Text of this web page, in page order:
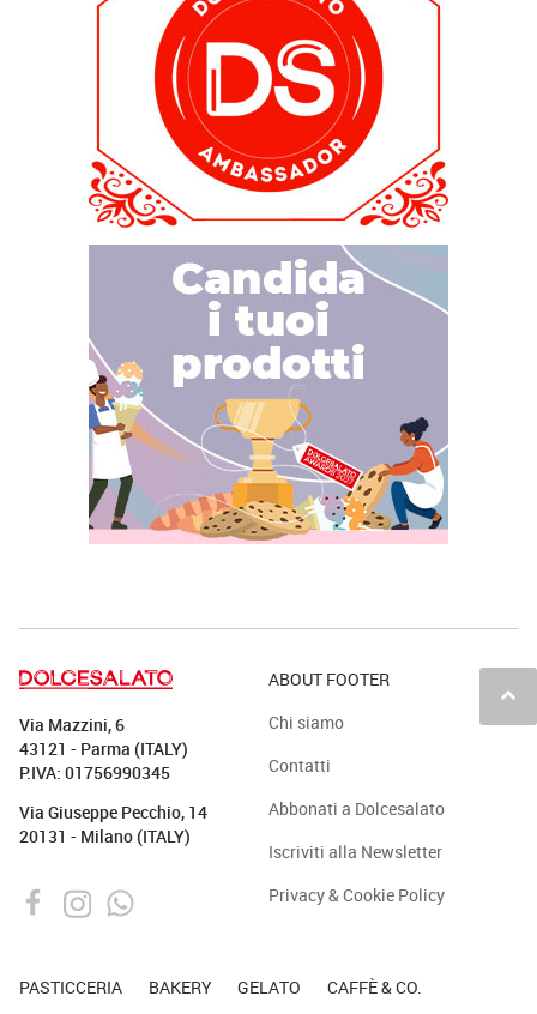
keyboard_arrow_up
Via Mazzini, 6
43121 - Parma (ITALY)
P.IVA: 01756990345
Via Giuseppe Pecchio, 14
20131 - Milano (ITALY)
ABOUT FOOTER
Chi siamo
Contatti
Abbonati a Dolcesalato
Iscriviti alla Newsletter
Privacy & Cookie Policy
PASTICCERIA BAKERY GELATO CAFFÈ & CO.